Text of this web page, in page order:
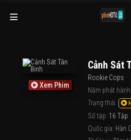
Xem Phim
Cảnh Sát
Rookie Cops
Năm phát hành:
Trạng thái
Số tập: 16 Tập
Quốc gia: Hàn